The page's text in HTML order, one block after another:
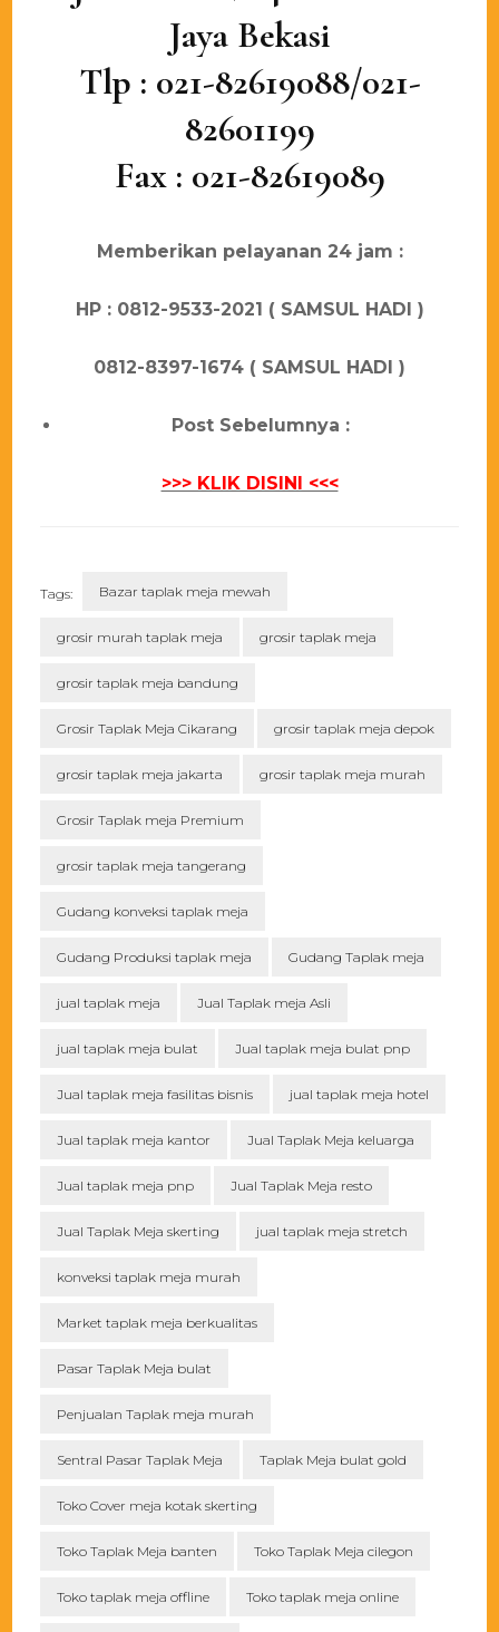
Jауа Bеkаѕі
Tlр : 021-82619088/021-
82601199
Fаx : 021-82619089
Mеmbеrіkаn реlауаnаn 24 јаm :
HP : 0812-9533-2021 ( SAMSUL HADI )
0812-8397-1674 ( SAMSUL HADI )
Post Sebelumnya :
>>> KLIK DISINI <<<
Tags: Bazar taplak meja mewah
grosir murah taplak meja grosir taplak meja
grosir taplak meja bandung
Grosir Taplak Meja Cikarang grosir taplak meja depok
grosir taplak meja jakarta grosir taplak meja murah
Grosir Taplak meja Premium
grosir taplak meja tangerang
Gudang konveksi taplak meja
Gudang Produksi taplak meja Gudang Taplak meja
jual taplak meja Jual Taplak meja Asli
jual taplak meja bulat Jual taplak meja bulat pnp
Jual taplak meja fasilitas bisnis jual taplak meja hotel
Jual taplak meja kantor Jual Taplak Meja keluarga
Jual taplak meja pnp Jual Taplak Meja resto
Jual Taplak Meja skerting jual taplak meja stretch
konveksi taplak meja murah
Market taplak meja berkualitas
Pasar Taplak Meja bulat
Penjualan Taplak meja murah
Sentral Pasar Taplak Meja Taplak Meja bulat gold
Toko Cover meja kotak skerting
Toko Taplak Meja banten Toko Taplak Meja cilegon
Toko taplak meja offline Toko taplak meja online